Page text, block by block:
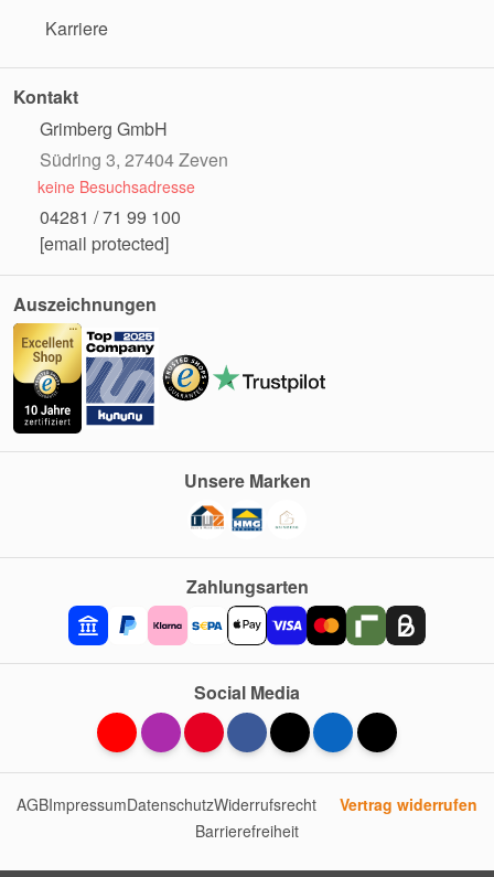
Karriere
Kontakt
Grimberg GmbH
Südring 3, 27404 Zeven
keine Besuchsadresse
04281 / 71 99 100
[email protected]
Auszeichnungen
Zahlungsarten
Unsere Marken
Social Media
AGBImpressumDatenschutzWiderrufsrecht
Vertrag widerrufen
Barrierefreiheit